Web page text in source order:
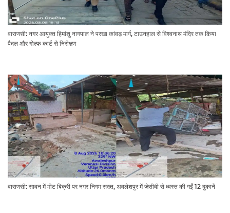
वाराणसी: नगर आयुक्त हिमांशु नागपाल ने परखा कांवड़ मार्ग, टाउनहाल से विश्वनाथ मंदिर तक किया
पैदल और गोल्फ कार्ट से निरीक्षण
वाराणसी: सावन में मीट बिक्री पर नगर निगम सख्त, अवलेशपुर में जेसीबी से ध्वस्त की गईं 12 दुकानें